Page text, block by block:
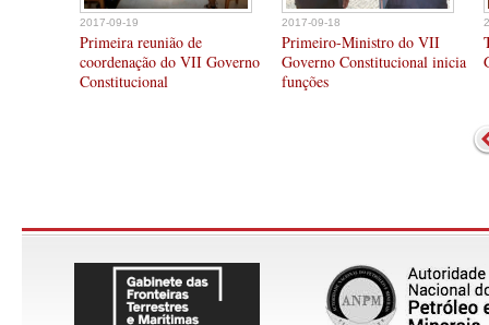
2017-09-19
Primeira reunião de
coordenação do VII Governo
Constitucional
2017-09-18
Primeiro-Ministro do VII
Governo Constitucional inicia
funções